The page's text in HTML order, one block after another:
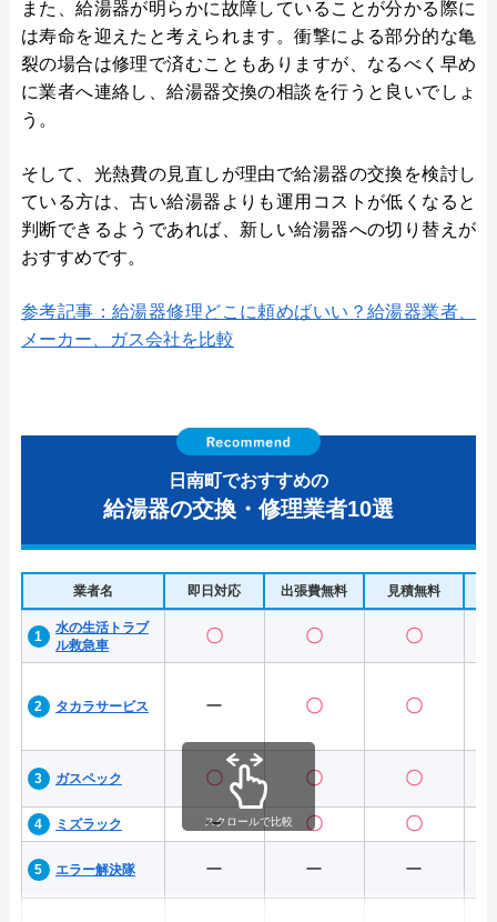
また、給湯器が明らかに故障していることが分かる際に
は寿命を迎えたと考えられます。衝撃による部分的な亀
裂の場合は修理で済むこともありますが、なるべく早め
に業者へ連絡し、給湯器交換の相談を行うと良いでしょ
う。
そして、光熱費の見直しが理由で給湯器の交換を検討し
ている方は、古い給湯器よりも運用コストが低くなると
判断できるようであれば、新しい給湯器への切り替えが
おすすめです。
参考記事：給湯器修理どこに頼めばいい？給湯器業者、
メーカー、ガス会社を比較
日南町でおすすめの
給湯器の交換・修理業者10選
業者名 即日対応 出張費無料 見積無料
水の生活トラブ
ル救急車
〇 〇 〇
タカラサービス ー 〇 〇
ガスペック 〇 〇 〇
ミズラック ー 〇 〇
エラー解決隊 ー ー ー
スクロールで比較